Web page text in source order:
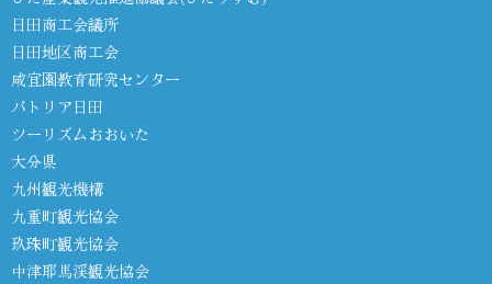
日田商工会議所
日田地区商工会
咸宜園教育研究センター
パトリア日田
ツーリズムおおいた
大分県
九州観光機構
九重町観光協会
玖珠町観光協会
中津耶馬渓観光協会